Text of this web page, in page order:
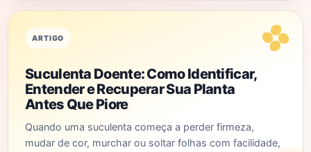
ARTIGO
Suculenta Doente: Como Identificar,
Entender e Recuperar Sua Planta
Antes Que Piore
Quando uma suculenta começa a perder firmeza,
mudar de cor, murchar ou soltar folhas com facilidade,